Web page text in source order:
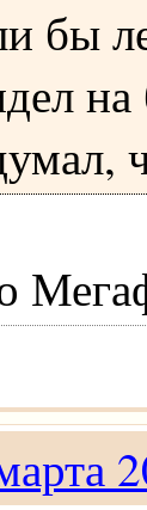
бы
на